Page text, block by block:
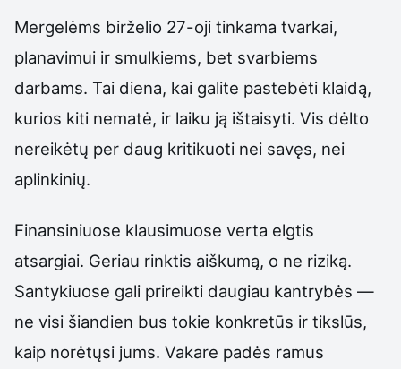
Mergelėms birželio 27-oji tinkama tvarkai,
planavimui ir smulkiems, bet svarbiems
darbams. Tai diena, kai galite pastebėti klaidą,
kurios kiti nematė, ir laiku ją ištaisyti. Vis dėlto
nereikėtų per daug kritikuoti nei savęs, nei
aplinkinių.
Finansiniuose klausimuose verta elgtis
atsargiai. Geriau rinktis aiškumą, o ne riziką.
Santykiuose gali prireikti daugiau kantrybės —
ne visi šiandien bus tokie konkretūs ir tikslūs,
kaip norėtųsi jums. Vakare padės ramus